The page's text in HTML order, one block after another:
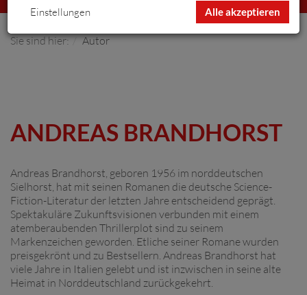
umschalten
Sie sind hier: Autor
ANDREAS BRANDHORST
Andreas Brandhorst, geboren 1956 im norddeutschen
Sielhorst, hat mit seinen Romanen die deutsche Science-
Fiction-Literatur der letzten Jahre entscheidend geprägt.
Spektakuläre Zukunftsvisionen verbunden mit einem
atemberaubenden Thrillerplot sind zu seinem
Markenzeichen geworden. Etliche seiner Romane wurden
preisgekrönt und zu Bestsellern. Andreas Brandhorst hat
viele Jahre in Italien gelebt und ist inzwischen in seine alte
Heimat in Norddeutschland zurückgekehrt.
Alle akzeptieren
Einstellungen